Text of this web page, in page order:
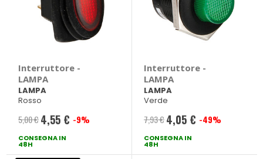
Interruttore -
LAMPA
LAMPA
Rosso
5,00 € Prezzo
speciale
4,55 € -9%
CONSEGNA IN
48H
Interruttore -
LAMPA
LAMPA
Verde
7,93 € Prezzo
speciale
4,05 € -49%
CONSEGNA IN
48H